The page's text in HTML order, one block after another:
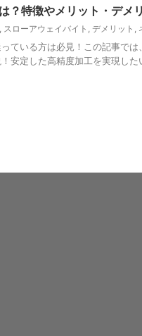
？特徴やメリット・デメ
, スローアウェイバイト , デメリット ,
ている方は必見！この記事で
安定した高精度加工を実現した